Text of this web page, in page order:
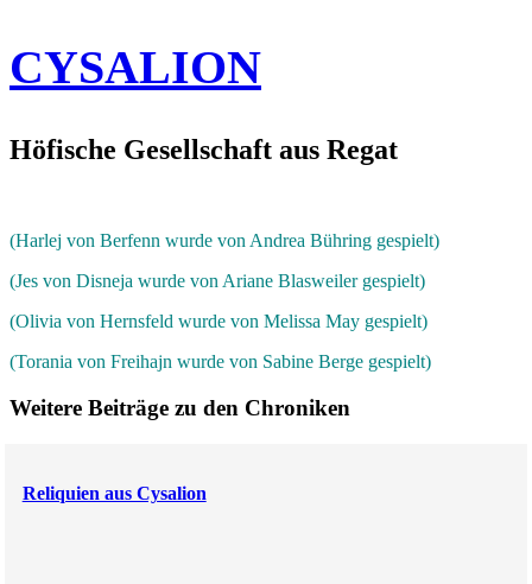
CYSALION
Höfische Gesellschaft aus Regat
(Harlej von Berfenn wurde von Andrea Bühring gespielt)
(Jes von Disneja wurde von Ariane Blasweiler gespielt)
(Olivia von Hernsfeld wurde von Melissa May gespielt)
(Torania von Freihajn wurde von Sabine Berge gespielt)
Weitere Beiträge zu den Chroniken
Reliquien aus Cysalion